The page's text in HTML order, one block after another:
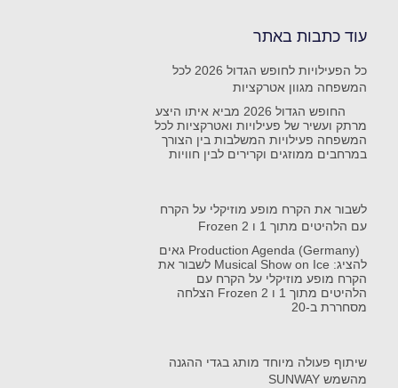
עוד כתבות באתר
כל הפעילויות לחופש הגדול 2026 לכל
המשפחה מגוון אטרקציות
החופש הגדול 2026 מביא איתו היצע
מרתק ועשיר של פעילויות ואטרקציות לכל
המשפחה פעילויות המשלבות בין הצורך
במרחבים ממוזגים וקרירים לבין חוויות
לשבור את הקרח מופע מוזיקלי על הקרח
עם הלהיטים מתוך 1 ו Frozen 2
Production Agenda (Germany) גאים
להציג: Musical Show on Ice לשבור את
הקרח מופע מוזיקלי על הקרח עם
הלהיטים מתוך 1 ו Frozen 2 הצלחה
מסחררת ב-20
שיתוף פעולה מיוחד מותג בגדי ההגנה
מהשמש SUNWAY